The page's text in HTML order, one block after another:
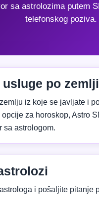
sa astrolozima putem
telefonskog poziva.
po zemlji
iz koje se javljate i
za horoskop, Astro
sa astrologom.
i pošaljite pitanje